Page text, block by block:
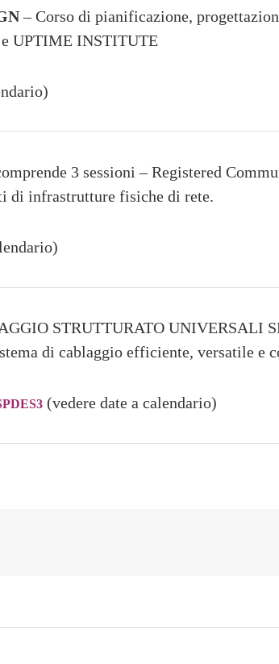
– Corso di pianificazione,
UPTIME INSTITUTE
3 sessioni – Registered
di infrastrutture fisiche di rete.
STRUTTURATO UNIVERSALI
di cablaggio efficiente, versatile e
(vedere date a calendario)